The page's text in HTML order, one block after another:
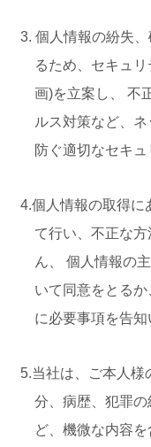
3. 個人情報の紛失
るため、セキュ
画)を立案し、 不
ルス対策など、
防ぐ適切なセキュ
4.個人情報の取得に
て行い、不正な
ん、 個人情報の
いて同意をとる
に必要事項を告知
5.当社は、ご本人様
分、病歴、犯罪
ど、機微な内容